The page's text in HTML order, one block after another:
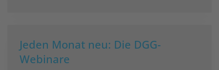
Jeden Monat neu: Die DGG-
Webinare